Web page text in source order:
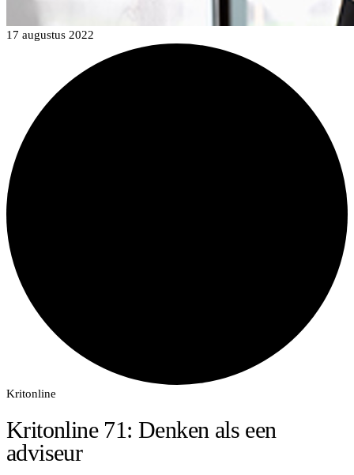
17 augustus 2022
Kritonline
Kritonline 71: Denken als een
adviseur